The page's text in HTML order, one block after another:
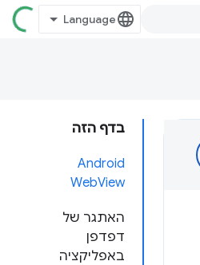
בדף הזה
Android
WebView
האתגר של
דפדפן
באפליקציה